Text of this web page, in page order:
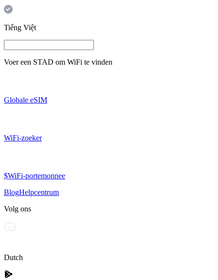
Tiếng Việt
Voer een STAD om WiFi te vinden
Globale eSIM
WiFi-zoeker
$WiFi-portemonnee
BlogHelpcentrum
Volg ons
Dutch